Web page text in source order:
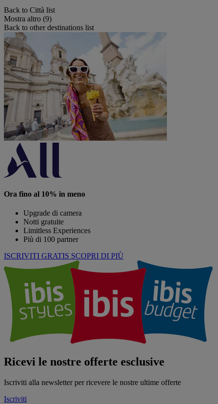
Back to Città list
Mostra altro (9)
Back to other destinations list
Ora fino al 10% in meno
Upgrade di camera
Notti gratuite
Limitless Experiences
Più di 100 partner
ISCRIVITI GRATIS SCOPRI DI PIÙ
Ricevi le nostre offerte esclusive
Iscriviti alla newsletter per ricevere le nostre ultime offerte
Iscriviti